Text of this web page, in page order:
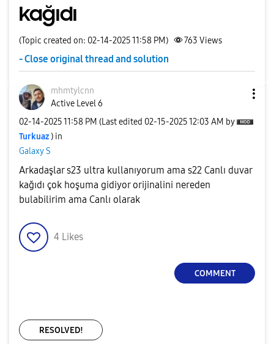
kağıdı
(Topic created on: 02-14-2025 11:58 PM) 763 Views
- Close original thread and solution
mhmtylcnn
Active Level 6
‎02-14-202511:58 PM (Last edited ‎02-15-202512:03 AM by
Turkuaz ) in
Galaxy S
Arkadaşlar s23 ultra kullanıyorum ama s22 Canlı duvar
kağıdı çok hoşuma gidiyor orijinalini nereden
bulabilirim ama Canlı olarak
4 Likes
COMMENT
RESOLVED!